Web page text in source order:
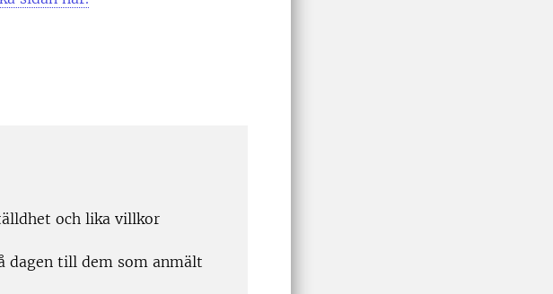
och lika villkor
dagen till dem som anmält